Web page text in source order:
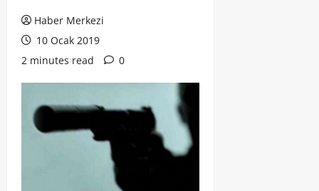
Haber Merkezi
10 Ocak 2019
2 minutes read
0